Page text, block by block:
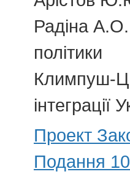
Радіна А.О.
політики
Климпуш-
Проект
Подання